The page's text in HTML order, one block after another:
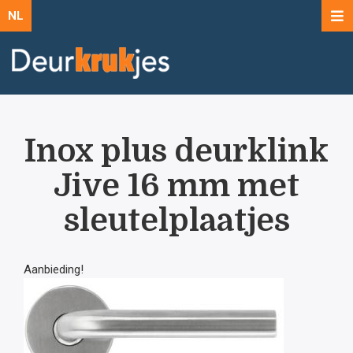
NL
Inox plus deurklink
Jive 16 mm met
sleutelplaatjes
Aanbieding!